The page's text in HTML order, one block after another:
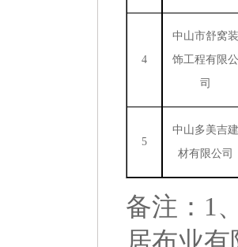
4
中山市舒窝装
饰工程有限公
司
5
中山多美吉建
材有限公司
备注： 1